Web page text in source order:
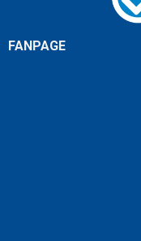
FANPAGE